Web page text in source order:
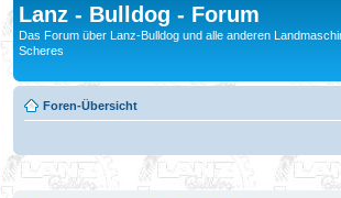
Lanz - Bulldog - Forum
Das Forum über Lanz-Bulldog und alle anderen
Scheres
Foren-Übersicht